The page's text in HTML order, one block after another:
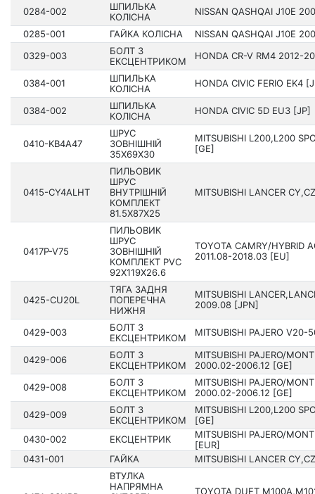
0284-002
ШПИЛЬКА
КОЛІСНА
NISSAN QASHQAI J10E
0285-001
ГАЙКА КОЛІСНА
NISSAN QASHQAI J10E
0329-003
БОЛТ З
ЕКСЦЕНТРИКОМ
HONDA CR-V RM4 2012­-
0384-001
ШПИЛЬКА
КОЛІСНА
HONDA CIVIC FERIO EK4
0384-002
ШПИЛЬКА
КОЛІСНА
HONDA CIVIC 5D EU3 [JP]
0410-KB4A47
ШРУС
ЗОВНІШНІЙ
35X69X30
MITSUBISHI L200,L200
[GE]
0415-CY4ALHT
ПИЛЬОВИК
ШРУС
ВНУТРІШНІЙ
КОМПЛЕКТ
81.5X87X25
MITSUBISHI LANCER
0417P-V75
ПИЛЬОВИК
ШРУС
ЗОВНІШНІЙ
КОМПЛЕКТ PVC
92X119X26.6
TOYOTA CAMRY/HYBRID
201­1.08-2018.03 [EU]
0425-CU20L
ТЯГА ЗАДНЯ
ПОПЕРЕЧНА
НИЖНЯ
MITSUBISHI
2009.08 [JPN]
0429-003
БОЛТ З
ЕКСЦЕНТРИКОМ
MITSUBISHI PAJERO V20-
0429-006
БОЛТ З
ЕКСЦЕНТРИКОМ
MITSUBISHI PAJERO/
2000.02-2006.12 [GE]
0429-008
БОЛТ З
ЕКСЦЕНТРИКОМ
MITSUBISHI PAJERO/
2000.02-2006.12 [GE]
0429-009
БОЛТ З
ЕКСЦЕНТРИКОМ
MITSUBISHI L200,L200
[GE]
0430-002
ЕКСЦЕНТРИК
MITSUBISHI PAJERO/
[EUR]
0431-001
ГАЙКА MITSUBISHI LANCER
ВТУЛКА
НАПРЯМНА
TOYOTA DUET